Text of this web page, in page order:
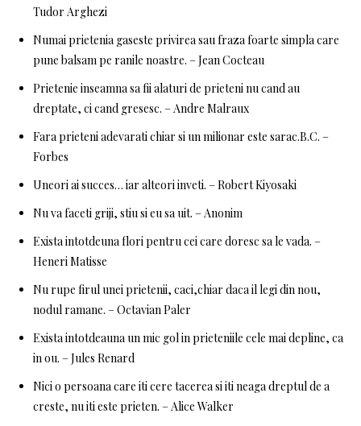
Tudor Arghezi
Numai prietenia gaseste privirea sau fraza foarte simpla care
pune balsam pe ranile noastre. – Jean Cocteau
Prietenie inseamna sa fii alaturi de prieteni nu cand au
dreptate, ci cand gresesc. – Andre Malraux
Fara prieteni adevarati chiar si un milionar este sarac.B.C. –
Forbes
Uneori ai succes… iar alteori inveti. – Robert Kiyosaki
Nu va faceti griji, stiu si eu sa uit. – Anonim
Exista intotdeuna flori pentru cei care doresc sa le vada. –
Heneri Matisse
Nu rupe firul unei prietenii, caci,chiar daca il legi din nou,
nodul ramane. – Octavian Paler
Exista intotdeauna un mic gol in prieteniile cele mai depline, ca
in ou. – Jules Renard
Nici o persoana care iti cere tacerea si iti neaga dreptul de a
creste, nu iti este prieten. – Alice Walker